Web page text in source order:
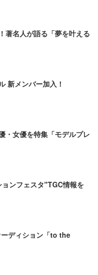
著名人が語る「夢を叶える
新メンバー加入！
・女優を特集「モデルプレ
ンフェスタ"TGC情報を
ディション「to the